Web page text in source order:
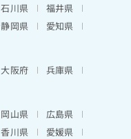
石川県
福井県
静岡県
愛知県
大阪府
兵庫県
岡山県
広島県
香川県
愛媛県